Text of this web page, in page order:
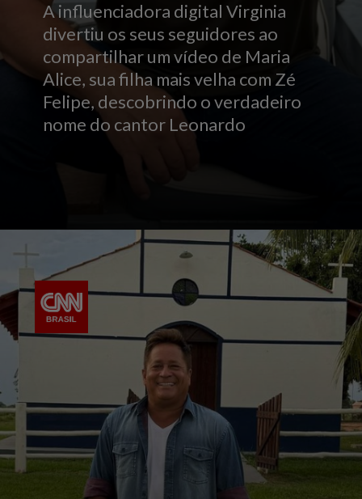
A influenciadora digital Virginia
divertiu os seus seguidores ao
compartilhar um vídeo de Maria
Alice, sua filha mais velha com Zé
Felipe, descobrindo o verdadeiro
nome do cantor Leonardo